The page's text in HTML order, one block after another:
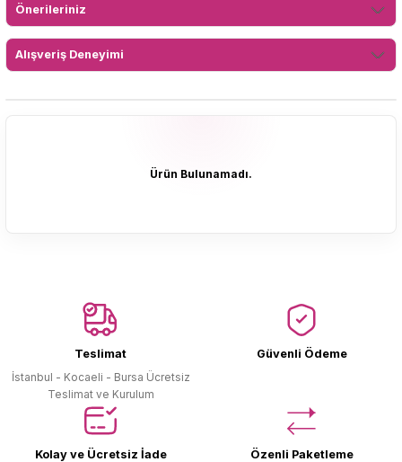
Önerileriniz
Alışveriş Deneyimi
Ürün Bulunamadı.
Teslimat
İstanbul - Kocaeli - Bursa Ücretsiz
Teslimat ve Kurulum
Güvenli Ödeme
Kolay ve Ücretsiz İade Özenli Paketleme